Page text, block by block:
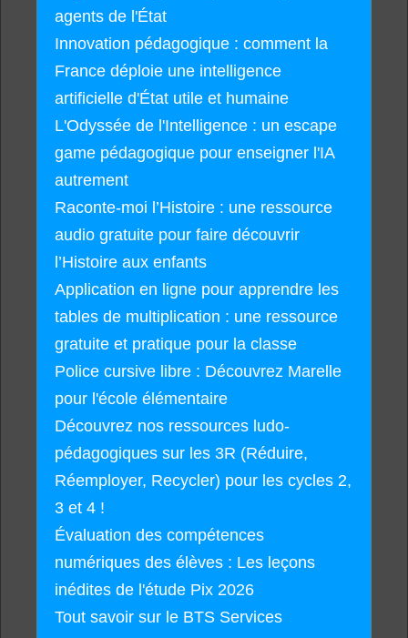
agents de l'État
Innovation pédagogique : comment la
France déploie une intelligence
artificielle d'État utile et humaine
L'Odyssée de l'Intelligence : un escape
game pédagogique pour enseigner l'IA
autrement
Raconte-moi l’Histoire : une ressource
audio gratuite pour faire découvrir
l’Histoire aux enfants
Application en ligne pour apprendre les
tables de multiplication : une ressource
gratuite et pratique pour la classe
Police cursive libre : Découvrez Marelle
pour l'école élémentaire
Découvrez nos ressources ludo-
pédagogiques sur les 3R (Réduire,
Réemployer, Recycler) pour les cycles 2,
3 et 4 !
Évaluation des compétences
numériques des élèves : Les leçons
inédites de l'étude Pix 2026
Tout savoir sur le BTS Services